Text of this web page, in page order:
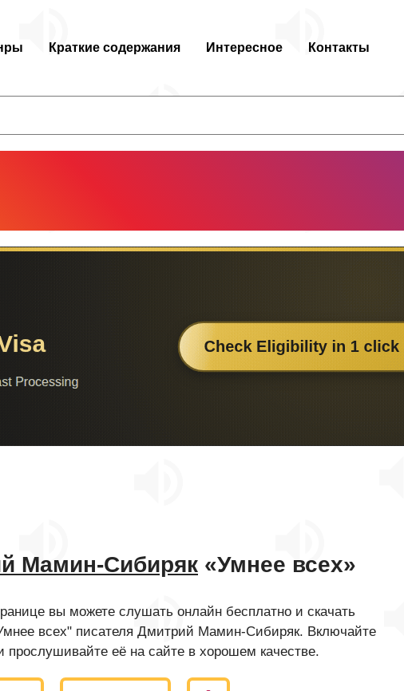
Краткие содержания Интересное Контакты
Мамин-Сибиряк «Умнее всех»
вы можете слушать онлайн бесплатно и скачать
всех" писателя Дмитрий Мамин-Сибиряк. Включайте
прослушивайте её на сайте в хорошем качестве.